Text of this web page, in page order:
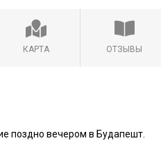
КАРТА ОТЗЫВЫ
поздно вечером в Будапешт.